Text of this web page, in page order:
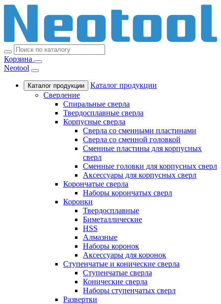
Корзина
Neotool
Каталог продукции
Каталог продукции
Сверление
Спиральные сверла
Твердосплавные сверла
Корпусные сверла
Сверла со сменными пластинами
Сверла со сменной головкой
Сменные пластины для корпусных
сверл
Сменные головки для корпусных сверл
Аксессуары для корпусных сверл
Корончатые сверла
Наборы корончатых сверл
Коронки
Твердосплавные
Биметаллические
HSS
Алмазные
Наборы коронок
Аксессуары для коронок
Ступенчатые и конические сверла
Ступенчатые сверла
Конические сверла
Наборы ступенчатых сверл
Развертки